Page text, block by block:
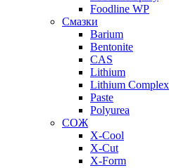
Foodline WP
Смазки
Barium
Bentonite
CAS
Lithium
Lithium Complex
Paste
Polyurea
СОЖ
X-Cool
X-Cut
X-Form